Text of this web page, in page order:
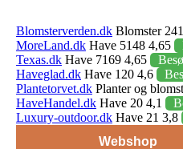
Blomsterverden.dk Blomster
MoreLand.dk Have 5148 4,65
Texas.dk Have 7169 4,65
Haveglad.dk Have 120 4,6
Plantetorvet.dk Planter og
HaveHandel.dk Have 20 4,1
Luxury-outdoor.dk Have 21 3,8
Webshop